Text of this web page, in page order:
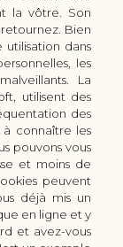
nous ?
la vôtre. Son
Bien
utilisation dans
les
La
utilisent des
des
connaître les
pouvons vous
et moins de
peuvent
déjà mis un
en ligne et y
et avez-vous